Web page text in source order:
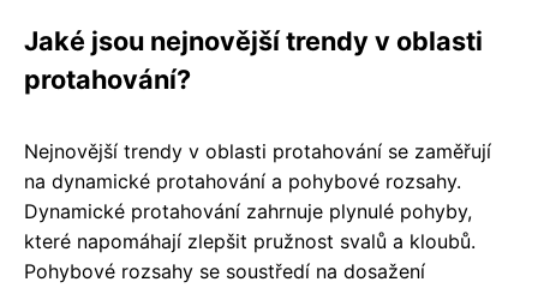
Jaké jsou nejnovější trendy v oblasti
protahování?
Nejnovější trendy v oblasti protahování se zaměřují
na dynamické protahování a pohybové rozsahy.
Dynamické protahování zahrnuje plynulé pohyby,
které napomáhají zlepšit pružnost svalů a kloubů.
Pohybové rozsahy se soustředí na dosažení